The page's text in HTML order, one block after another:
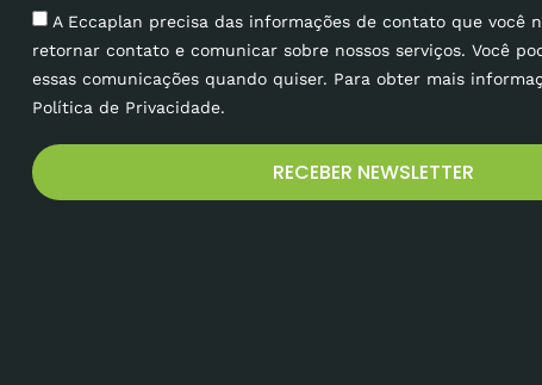
A Eccaplan precisa das informações de contato que você
retornar contato e comunicar sobre nossos serviços. Você
essas comunicações quando quiser. Para obter mais
Política de Privacidade.
RECEBER NEWSLETTER